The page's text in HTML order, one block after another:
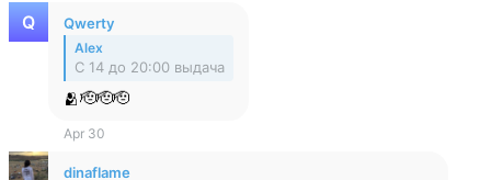
Qwerty
Alex
С 14 до 20:00 выдача
🫂🫡🫡🫡
Apr 30
dinaflame